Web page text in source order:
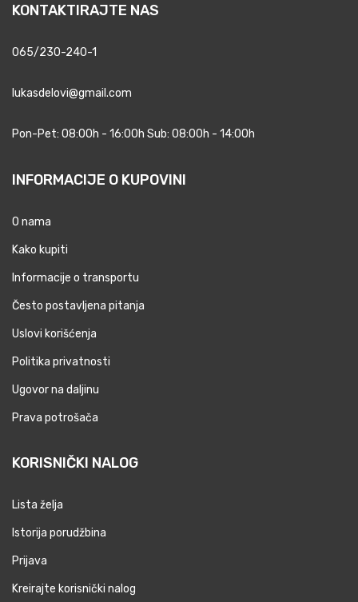
KONTAKTIRAJTE NAS
065/230-240-1
lukasdelovi@gmail.com
Pon-Pet: 08:00h - 16:00h Sub: 08:00h - 14:00h
INFORMACIJE O KUPOVINI
O nama
Kako kupiti
Informacije o transportu
Često postavljena pitanja
Uslovi korišćenja
Politika privatnosti
Ugovor na daljinu
Prava potrošača
KORISNIČKI NALOG
Lista želja
Istorija porudžbina
Prijava
Kreirajte korisnički nalog